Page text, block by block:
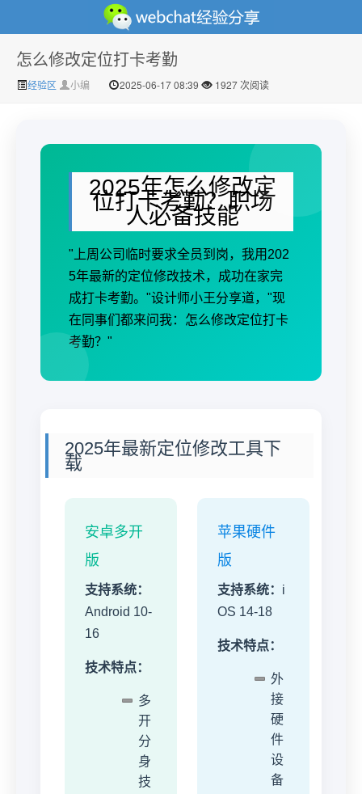
微信经验技巧分享网 - 2人共享实时位置怎么修改自己的
怎么修改定位打卡考勤
经验区 小编 2025-06-17 08:39 1927 次阅读
2025年怎么修改定
位打卡考勤？职场
人必备技能
"上周公司临时要求全员到岗，我用202
5年最新的定位修改技术，成功在家完
成打卡考勤。"设计师小王分享道，"现
在同事们都来问我：怎么修改定位打卡
考勤？"
2025年最新定位修改工具下
载
安卓多开
版
支持系统：
Android 10-
16
技术特点：
多
开
分
身
技
苹果硬件
版
支持系统： i
OS 14-18
技术特点：
外
接
硬
件
设
备